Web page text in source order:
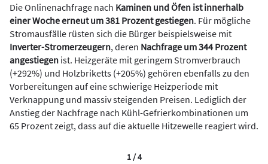
Die Onlinenachfrage nach Kaminen und Öfen ist innerhalb
einer Woche erneut um 381 Prozent gestiegen. Für mögliche
Stromausfälle rüsten sich die Bürger beispielsweise mit
Inverter-Stromerzeugern, deren Nachfrage um 344 Prozent
angestiegen ist. Heizgeräte mit geringem Stromverbrauch
(+292%) und Holzbriketts (+205%) gehören ebenfalls zu den
Vorbereitungen auf eine schwierige Heizperiode mit
Verknappung und massiv steigenden Preisen. Lediglich der
Anstieg der Nachfrage nach Kühl-Gefrierkombinationen um
65 Prozent zeigt, dass auf die aktuelle Hitzewelle reagiert wird.
1 / 4